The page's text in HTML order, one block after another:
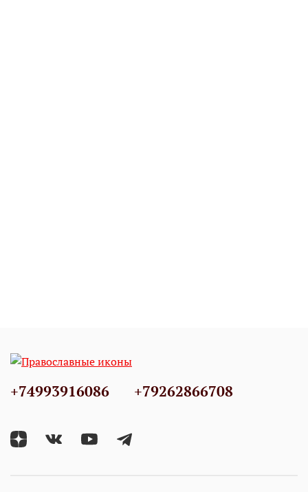
+74993916086 +79262866708